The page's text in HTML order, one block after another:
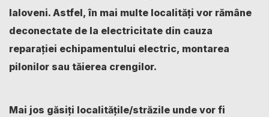
Ialoveni. Astfel, în mai multe localități vor rămâne
deconectate de la electricitate din cauza
reparației echipamentului electric, montarea
pilonilor sau tăierea crengilor.
Mai jos găsiți localitățile/străzile unde vor fi